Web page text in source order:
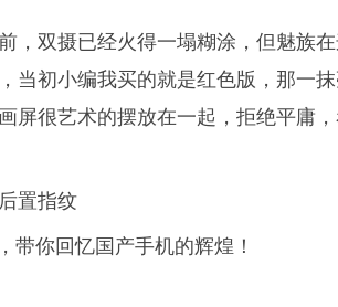
，双摄已经火得一塌糊涂，但魅族
当初小编我买的就是红色版，那一
屏很艺术的摆放在一起，拒绝平庸，
置指纹